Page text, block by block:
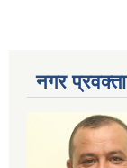
नगर प्रव‌क्ता